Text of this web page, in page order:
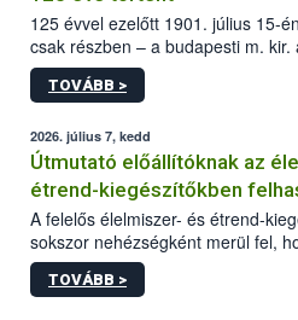
125 évvel ezelőtt 1901. július 15-
csak részben – a budapesti m.
állomás a Kis Rókus utca 15.
tervezett új épületébe.
TOVÁBB >
2026. július 7, kedd
Útmutató előállítóknak az
étrend-kiegészítőkben
növényi kivonatok
kockázatértékeléséhez
A felelős élelmiszer- és étrend-
sokszor nehézségként merül fel,
és kivonatok, melyek jelenleg
milyen tisztasági, minőségi és
TOVÁBB >